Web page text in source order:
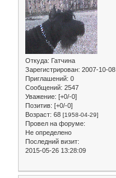
Откуда: Гатчина
Зарегистрирован: 2007-10-08
Приглашений: 0
Сообщений: 2547
Уважение: [+0/-0]
Позитив: [+0/-0]
Возраст: 68 [1958-04-29]
Провел на форуме:
Не определено
Последний визит:
2015-05-26 13:28:09